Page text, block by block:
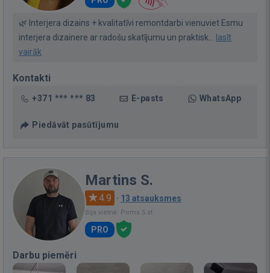
🌿 Interjera dizains + kvalitatīvi remontdarbi vienuviet Esmu
interjera dizainere ar radošu skatījumu un praktisk... lasīt
vairāk
Kontakti
+371 *** *** 83 E-pasts WhatsApp
Piedāvāt pasūtījumu
Martins S.
4.9 · 13 atsauksmes
Bija vietnē: Pirms 5 st.
PRO
Darbu piemēri